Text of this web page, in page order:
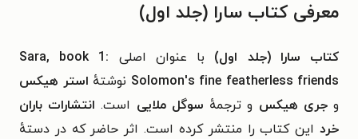
معرفی کتاب سارا (جلد اول)
کتاب سارا (جلد اول) با عنوان اصلی Sara, book 1:
Solomon's fine featherless friends نوشتهٔ استر هیکس
وجری هیکس و ترجمهٔ سوگل ملایی است. انتشارات باران
خرد این کتاب را منتشر کرده است. اثر حاضر که در دستهٔ